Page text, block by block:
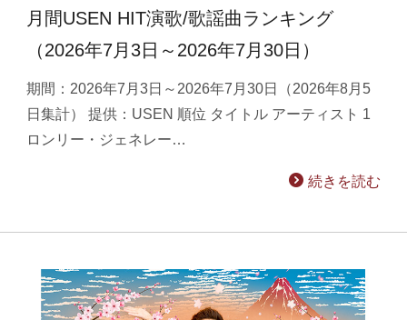
月間USEN HIT演歌/歌謡曲ランキング
（2026年7月3日～2026年7月30日）
期間：2026年7月3日～2026年7月30日（2026年8月5
日集計） 提供：USEN 順位 タイトル アーティスト 1
ロンリー・ジェネレー…
続きを読む